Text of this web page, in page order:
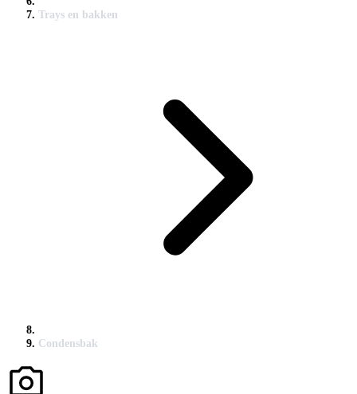
Trays en bakken
Condensbak